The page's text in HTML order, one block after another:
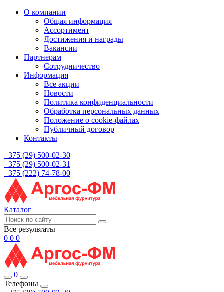
О компании
Общая информация
Ассортимент
Достижения и награды
Вакансии
Партнерам
Сотрудничество
Информация
Все акции
Новости
Политика конфиденциальности
Обработка персональных данных
Положение о cookie-файлах
Публичный договор
Контакты
+375 (29) 500-02-30
+375 (29) 500-02-31
+375 (222) 74-78-00
Каталог
Все результаты
0 0 0
0
Телефоны